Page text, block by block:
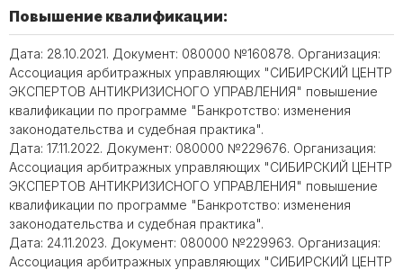
Повышение квалификации:
Дата: 28.10.2021. Документ: 080000 №160878. Организация:
Ассоциация арбитражных управляющих "СИБИРСКИЙ ЦЕНТР
ЭКСПЕРТОВ АНТИКРИЗИСНОГО УПРАВЛЕНИЯ" повышение
квалификации по программе "Банкротство: изменения
законодательства и судебная практика".
Дата: 17.11.2022. Документ: 080000 №229676. Организация:
Ассоциация арбитражных управляющих "СИБИРСКИЙ ЦЕНТР
ЭКСПЕРТОВ АНТИКРИЗИСНОГО УПРАВЛЕНИЯ" повышение
квалификации по программе "Банкротство: изменения
законодательства и судебная практика".
Дата: 24.11.2023. Документ: 080000 №229963. Организация:
Ассоциация арбитражных управляющих "СИБИРСКИЙ ЦЕНТР